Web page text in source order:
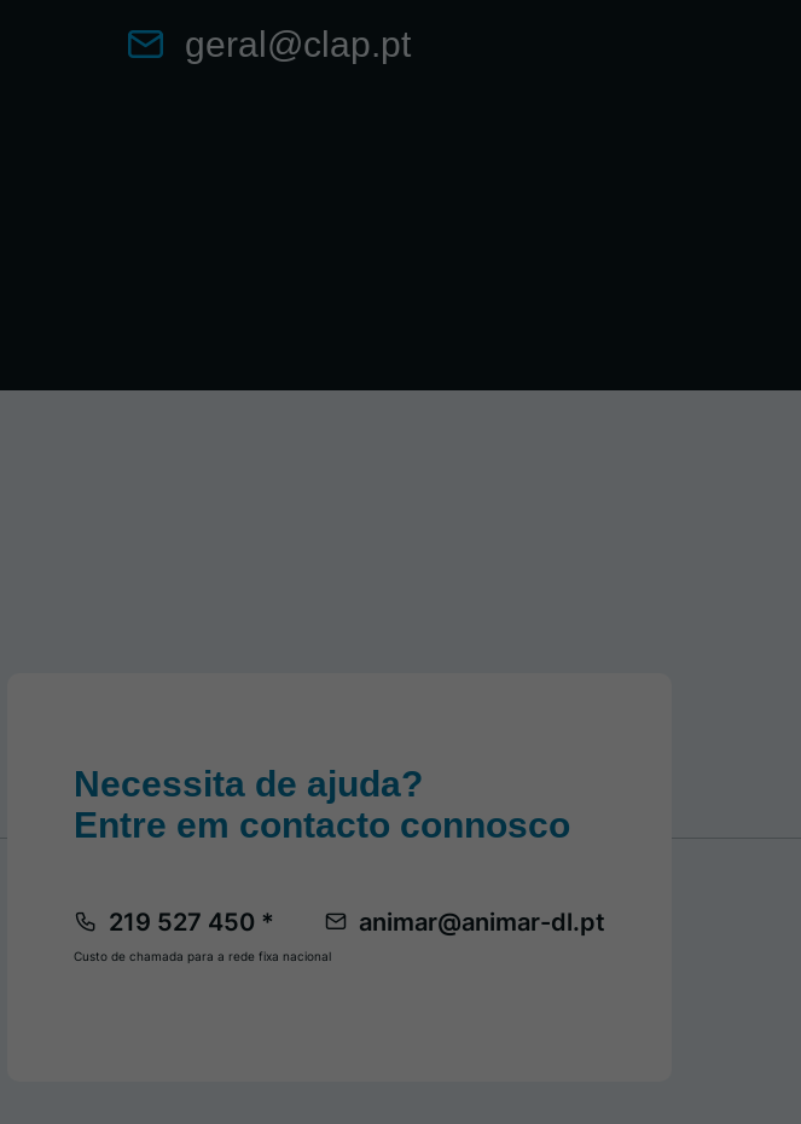
geral@clap.pt
Necessita de ajuda?
Entre em contacto connosco
219 527 450 * animar@animar-dl.pt
Custo de chamada para a rede fixa nacional